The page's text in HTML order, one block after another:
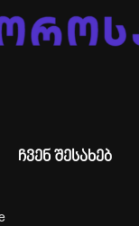
ჩვენ შესახებ